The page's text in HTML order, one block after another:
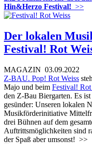
Hin&Herzo Festival! >>
Der lokalen
Festival! Rot
MAGAZIN 03.09.2022
Z-BAU. Pop! Rot Weiss
Majo und beim Festival! Rot
den Z-Bau Biergarten. Es
gesünder: Unseren lokalen
Musikförderinitiative
drei Bühnen auf dem
Auftrittsmöglichkeiten sind
der Spaß aber umsonst! >>